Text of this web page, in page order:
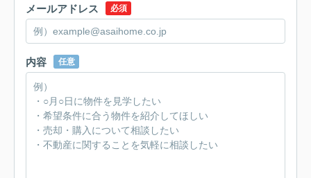
メールアドレス 必須
内容 任意